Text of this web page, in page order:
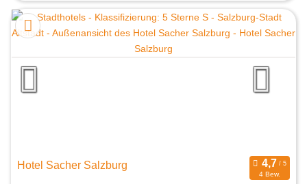
Hotel Sacher Salzburg
4 Bew.